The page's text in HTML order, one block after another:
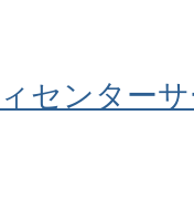
センター